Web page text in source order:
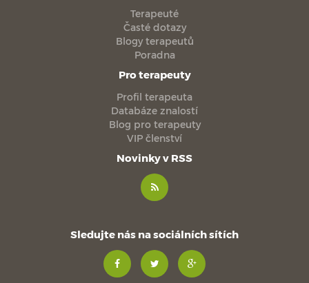
Terapeuté
Časté dotazy
Blogy terapeutů
Poradna
Pro terapeuty
Profil terapeuta
Databáze znalostí
Blog pro terapeuty
VIP členství
Novinky v RSS
Sledujte nás na sociálních sítích